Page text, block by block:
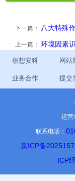
下一篇： 八大特殊
上一篇： 环境因素
创想安科 网站
业务合作 提交
运营
联系电话：
京ICP备
ICP